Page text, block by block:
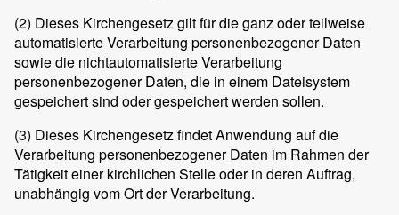
(2) Dieses Kirchengesetz gilt für die ganz oder teilweise
automatisierte Verarbeitung personenbezogener Daten
sowie die nichtautomatisierte Verarbeitung
personenbezogener Daten, die in einem Dateisystem
gespeichert sind oder gespeichert werden sollen.
(3) Dieses Kirchengesetz findet Anwendung auf die
Verarbeitung personenbezogener Daten im Rahmen der
Tätigkeit einer kirchlichen Stelle oder in deren Auftrag,
unabhängig vom Ort der Verarbeitung.